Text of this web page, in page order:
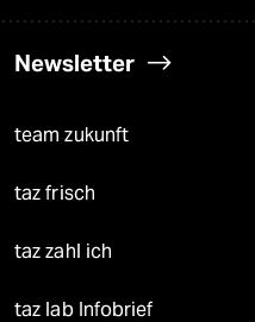
Newsletter
team zukunft
taz frisch
taz zahl ich
taz lab Infobrief